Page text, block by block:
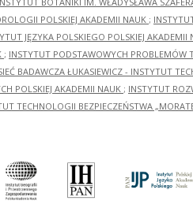
POLSKIEJ AKADEMII NAUK ;
JĘZYKA POLSKIEGO POLSKIEJ AKADEMII
; INSTYTUT PODSTAWOWYCH PROBLEMÓW
BADAWCZA ŁUKASIEWICZ - INSTYTUT
POLSKIEJ AKADEMII NAUK ; INSTYTUT
TECHNOLOGII BEZPIECZEŃSTWA